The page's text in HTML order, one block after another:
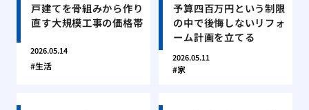
戸建てを骨組みから作り
直す大規模工事の価格帯
2026.05.14
生活
予算四百万円という制限
の中で後悔しないリフォ
ーム計画を立てる
2026.05.11
家